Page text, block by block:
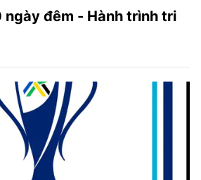
ngày đêm - Hành trình tri